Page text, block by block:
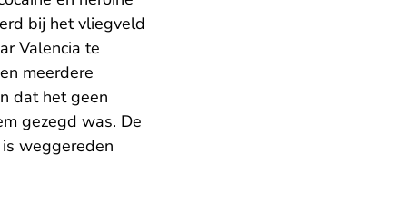
bij het vliegveld
Valencia te
meerdere
dat het geen
gezegd was. De
weggereden